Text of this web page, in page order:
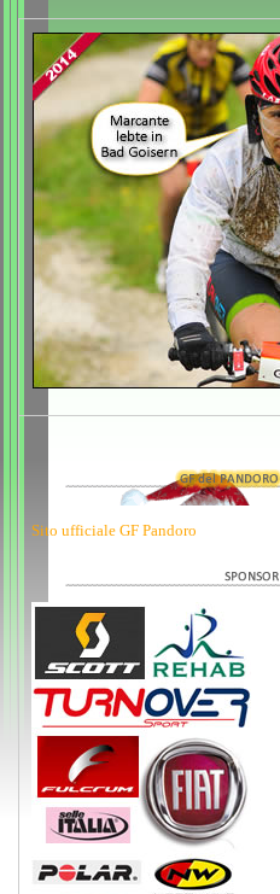
Sito ufficiale GF Pandoro